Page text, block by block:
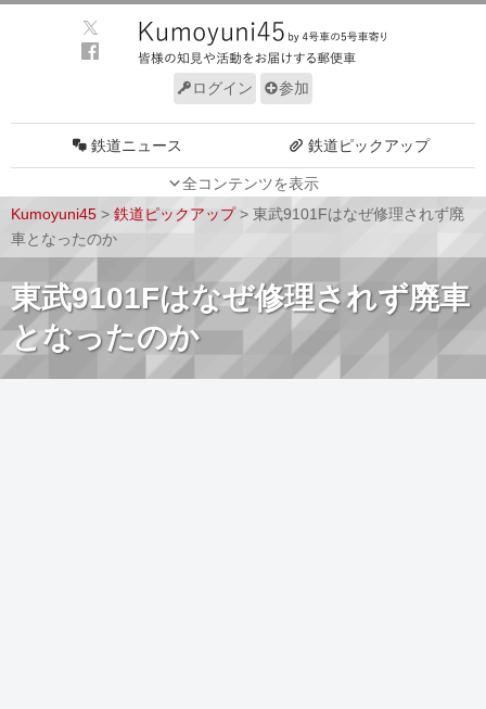
ログイン 参加
全コンテンツを表示
鉄道ニュース 鉄道ピックアップ
車両技術
Kumoyuni45 > 鉄道ピックアップ> 東武9101Fはなぜ修理されず廃
車となったのか
東武9101Fはなぜ修理されず廃車
となったのか